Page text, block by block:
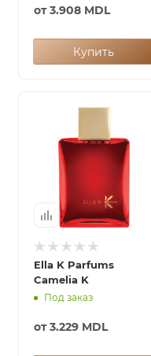
от3.908 MDL
Купить
Ella K Parfums
Camelia K
Под заказ
от3.229 MDL